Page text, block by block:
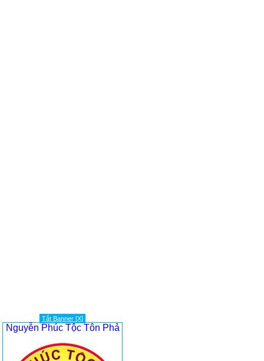
Tắt Banner [X]
Nguyễn Phúc Tộc Tôn Phả